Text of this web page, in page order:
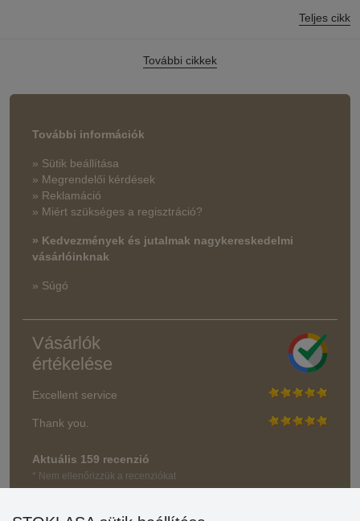
Teljes cikk
További cikkek
További információk
» Sütik beállítása
» Megrendelői kérdések
» Reklamáció
» Miért szükséges a regisztráció?
» Kedvezmények és jutalmak nagykereskedelmi
vásárlóinknak
» Súgó
Vásárlók
értékelése
Excellent service
Thank you.
Aktuális 159 recenzió
* Nem ellenőrizzük a recenziókat